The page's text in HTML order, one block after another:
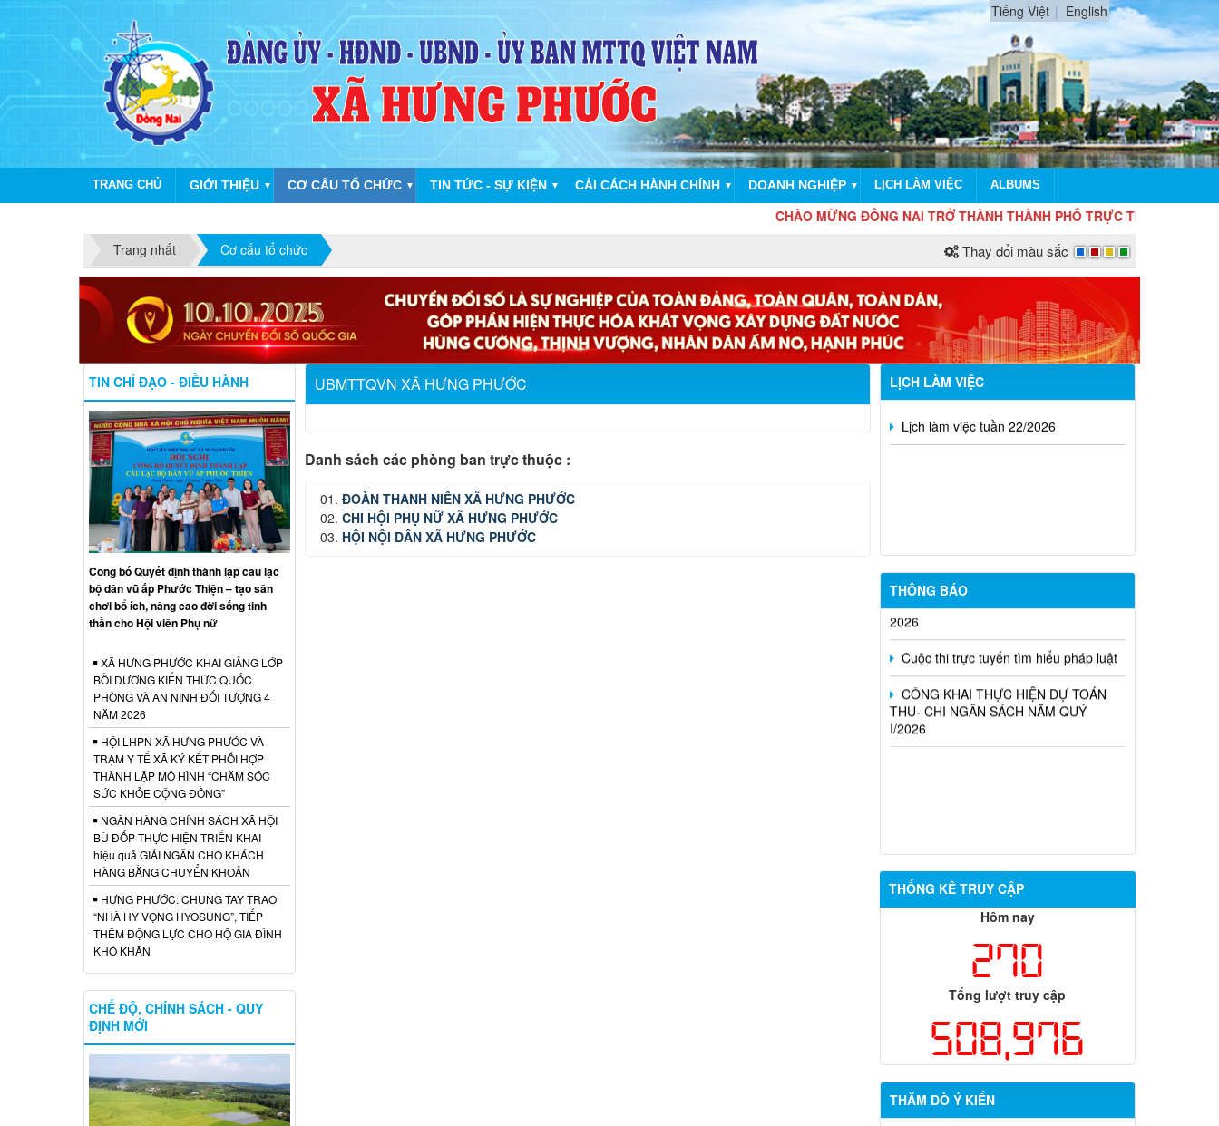
Tiếng Việt English
TRANG CHỦ GIỚI THIỆU ▼ CƠ CẤU TỔ CHỨC ▼ TIN TỨC - SỰ KIỆN ▼ CẢI CÁCH HÀNH CHÍNH ▼ DOANH NGHIỆP ▼ LỊCH LÀM VIỆC ALBUMS
CHÀO MỪNG ĐỒNG NAI TRỞ THÀNH THÀNH PHỐ TRỰC THUỘC TRUNG ƯƠNG
Trang nhất
Cơ cấu tổ chức Thay đổi màu sắc
UBMTTQVN XÃ HƯNG PHƯỚC
Danh sách các phòng ban trực thuộc :
ĐOÀN THANH NIÊN XÃ HƯNG PHƯỚC
CHI HỘI PHỤ NỮ XÃ HƯNG PHƯỚC
HỘI NỘI DÂN XÃ HƯNG PHƯỚC
LỊCH LÀM VIỆC
Lịch làm việc tuần 28
Lịch làm việc tuần 22/2026
THÔNG BÁO
Về việc Công khai thực hiện dự toán
Thu – Chi ngân sách 6 tháng đầu năm
Cuộc thi trực tuyến tìm hiểu pháp luật
CÔNG KHAI THỰC HIỆN DỰ TOÁN
THU- CHI NGÂN SÁCH NĂM QUÝ
I/2026
THỐNG KÊ TRUY CẬP
Hôm nay
270
Tổng lượt truy cập
508,976
THĂM DÒ Ý KIẾN
TIN CHỈ ĐẠO - ĐIỀU HÀNH
Công bố Quyết định thành lập câu lạc
bộ dân vũ ấp Phước Thiện – tạo sân
chơi bổ ích, nâng cao đời sống tinh
thần cho Hội viên Phụ nữ
XÃ HƯNG PHƯỚC KHAI GIẢNG LỚP
BỒI DƯỠNG KIẾN THỨC QUỐC
PHÒNG VÀ AN NINH ĐỐI TƯỢNG 4
NĂM 2026
HỘI LHPN XÃ HƯNG PHƯỚC VÀ
TRẠM Y TẾ XÃ KÝ KẾT PHỐI HỢP
THÀNH LẬP MÔ HÌNH “CHĂM SÓC
SỨC KHỎE CỘNG ĐỒNG”
NGÂN HÀNG CHÍNH SÁCH XÃ HỘI
BÙ ĐỐP THỰC HIỆN TRIỂN KHAI
hiệu quả GIẢI NGÂN CHO KHÁCH
HÀNG BẰNG CHUYỂN KHOẢN
HƯNG PHƯỚC: CHUNG TAY TRAO
“NHÀ HY VỌNG HYOSUNG”, TIẾP
THÊM ĐỘNG LỰC CHO HỘ GIA ĐÌNH
KHÓ KHĂN
CHẾ ĐỘ, CHÍNH SÁCH - QUY
ĐỊNH MỚI